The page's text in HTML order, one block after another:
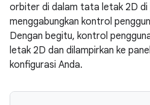
orbiter di dalam tata letak 2D di
menggabungkan kontrol
Dengan begitu, kontrol
letak 2D dan dilampirkan ke
konfigurasi Anda.